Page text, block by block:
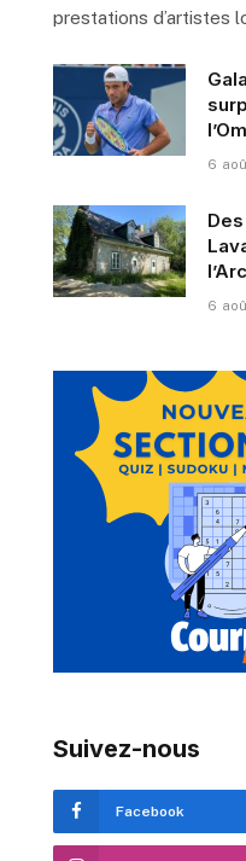
prestations d’artistes
6
6
Suivez-nous
Facebook